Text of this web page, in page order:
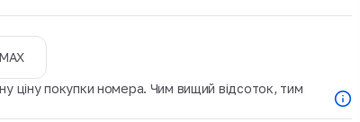
MAX
ціну покупки номера. Чим вищий відсоток, тим